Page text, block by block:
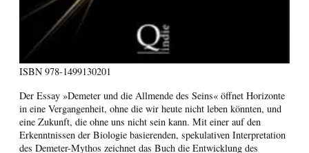
ISBN 978-1499130201
Der Essay »Demeter und die Allmende des Seins« öffnet Horizonte
in eine Vergangenheit, ohne die wir heute nicht leben könnten, und
eine Zukunft, die ohne uns nicht sein kann. Mit einer auf den
Erkenntnissen der Biologie basierenden, spekulativen Interpretation
des Demeter-Mythos zeichnet das Buch die Entwicklung des